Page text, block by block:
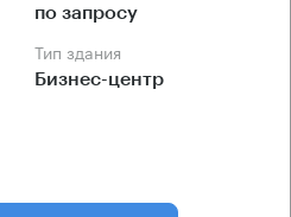
по запросу
Тип здания
Бизнес-центр